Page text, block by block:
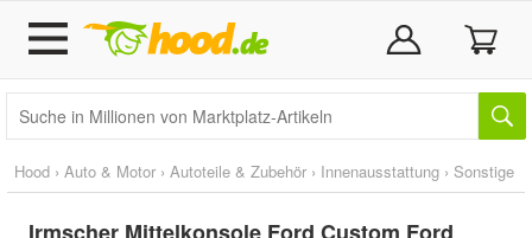
Hood › Auto & Motor › Autoteile & Zubehör › Innenausstattung › Sonstige